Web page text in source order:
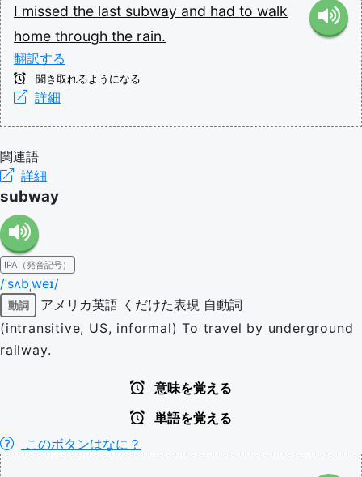
I missed the last subway and had to walk
home through the rain.
翻訳する
聞き取れるようになる
詳細
関連語
詳細
subway
IPA（発音記号）
/ˈsʌbˌweɪ/
動詞 アメリカ英語 くだけた表現 自動詞
(intransitive, US, informal) To travel by underground
railway.
意味を覚える
単語を覚える
このボタンはなに？